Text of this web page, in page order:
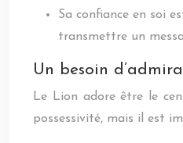
Sa confiance en soi
transmettre un
Un besoin
Le Lion adore être le
possessivité, mais il est